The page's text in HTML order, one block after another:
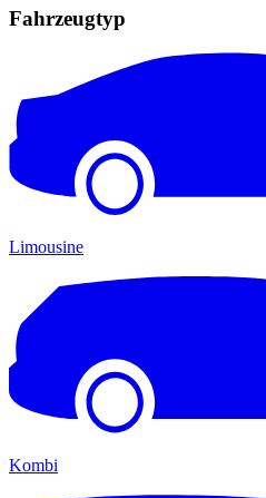
Fahrzeugtyp
Limousine
Kombi